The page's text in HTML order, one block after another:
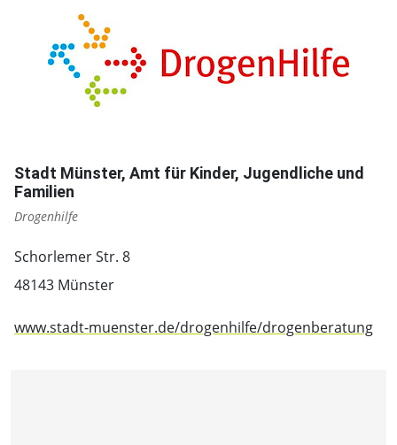
Stadt Münster, Amt für Kinder, Jugendliche und
Familien
Drogenhilfe
Schorlemer Str. 8
48143 Münster
www.stadt-muenster.de/drogenhilfe/drogenberatung